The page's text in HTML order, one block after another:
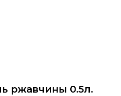
ржавчины 0.5л.